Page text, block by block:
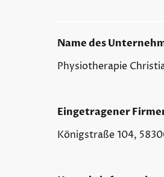
Name des
Physiotherapie
Eingetragener
Königstraße 104,